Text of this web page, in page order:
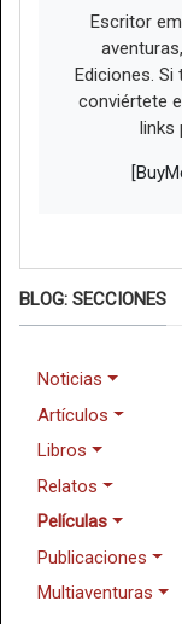
Escritor
Ediciones.
conviértete
links
BLOG: SECCIONES
Noticias
Artículos
Libros
Relatos
Películas
Publicaciones
Multiaventuras